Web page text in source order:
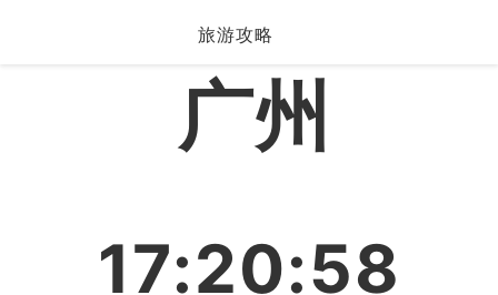
旅游攻略
中国
广州
17:20:59